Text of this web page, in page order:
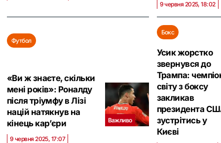
9 червня 2025, 18:02
Важливо
Футбол
«Ви ж знаєте, скільки
мені років»: Роналду
після тріумфу в Лізі
націй натякнув на
кінець кар’єри
9 червня 2025, 17:07
Бокс
Усик жорстко
звернувся до
Трампа:
світу з боксу
закликав
президента
зустрітись у
Києві